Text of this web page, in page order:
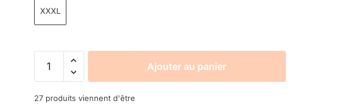
XXXL
Ajouter au panier
27 produits viennent d'être